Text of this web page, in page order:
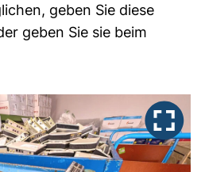
geben Sie diese
geben Sie sie beim